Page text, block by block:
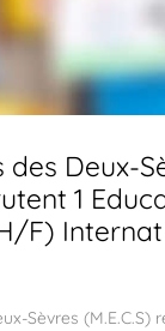
des Deux-
1
F) Internat
Sèvres (M.E.C.S)